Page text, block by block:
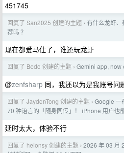
451745
回复了 San2025 创建的主题 › 有什么龙虾
荐吗 ？
现在都爱马仕了，谁还玩龙虾
回复了 Bodo 创建的主题 › Gemini app, now
@zenfsharp 同，我还以为是我账号问
回复了 JaydenTong 创建的主题 › Google 一
70 种语言的「随身同传」！ iPhone 用户也
延时太大，体验不行
回复了 helonsy 创建的主题 › 2026 年 03 月